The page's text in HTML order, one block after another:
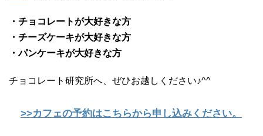
・チョコレートが大好きな方
・チーズケーキが大好きな方
・パンケーキが大好きな方
チョコレート研究所へ、ぜひお越しください♪^^
>>カフェの予約はこちらから申し込みください。